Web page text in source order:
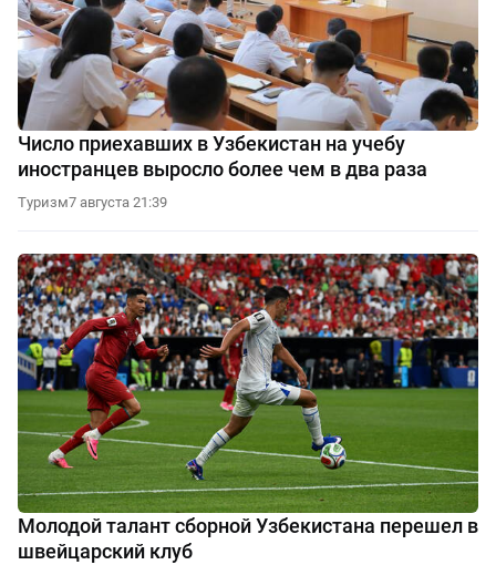
Число приехавших в Узбекистан на учебу
иностранцев выросло более чем в два раза
Туризм7 августа 21:39
Молодой талант сборной Узбекистана перешел в
швейцарский клуб